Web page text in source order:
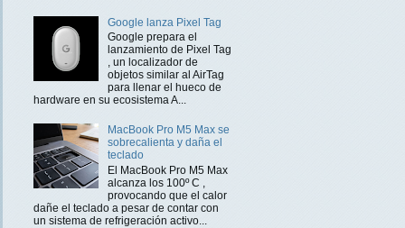
Google lanza Pixel Tag
Google prepara el
lanzamiento de Pixel Tag
, un localizador de
objetos similar al AirTag
para llenar el hueco de
hardware en su ecosistema A...
MacBook Pro M5 Max se
sobrecalienta y daña el
teclado
El MacBook Pro M5 Max
alcanza los 100º C ,
provocando que el calor
dañe el teclado a pesar de contar con
un sistema de refrigeración activo...